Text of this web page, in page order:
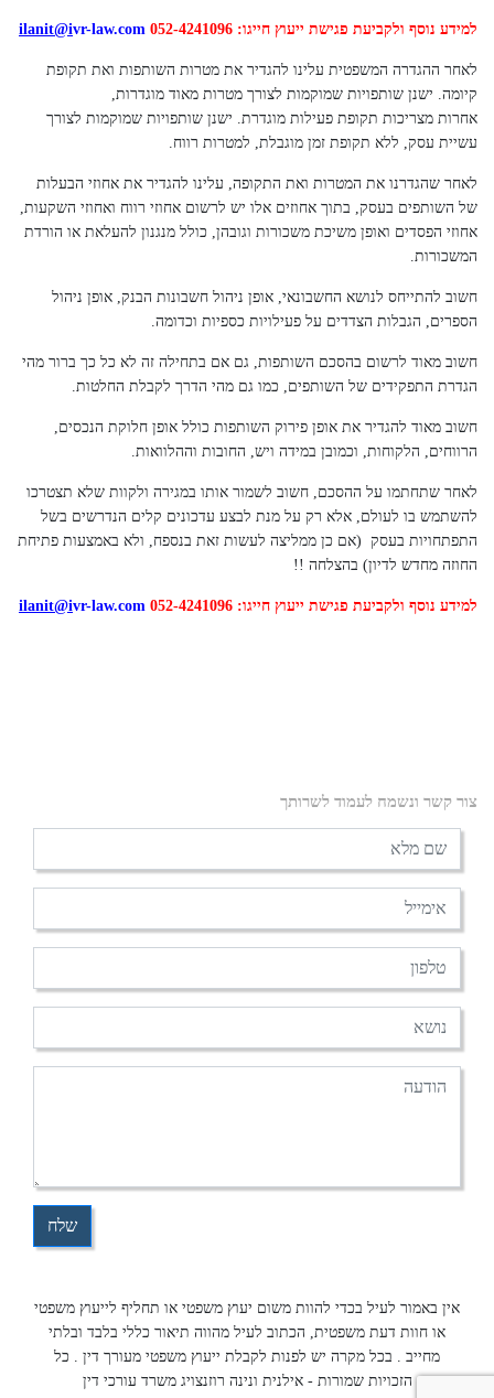
למידע נוסף ולקביעת פגישת ייעוץ חייגו: 052-4241096 ilanit@ivr-law.com
לאחר ההגדרה המשפטית עלינו להגדיר את מטרות השותפות ואת תקופת
קיומה. ישנן שותפויות שמוקמות לצורך מטרות מאוד מוגדרות,
אחרות מצריכות תקופת פעילות מוגדרת. ישנן שותפויות שמוקמות לצורך
עשיית עסק, ללא תקופת זמן מוגבלת, למטרות רווח.
לאחר שהגדרנו את המטרות ואת התקופה, עלינו להגדיר את אחוזי הבעלות
של השותפים בעסק, בתוך אחוזים אלו יש לרשום אחוזי רווח ואחוזי השקעות,
אחוזי הפסדים ואופן משיכת משכורות וגובהן, כולל מנגנון להעלאת או הורדת
המשכורות.
חשוב להתייחס לנושא החשבונאי, אופן ניהול חשבונות הבנק, אופן ניהול
הספרים, הגבלות הצדדים על פעילויות כספיות וכדומה.
חשוב מאוד לרשום בהסכם השותפות, גם אם בתחילה זה לא כל כך ברור מהי
הגדרת התפקידים של השותפים, כמו גם מהי הדרך לקבלת החלטות.
חשוב מאוד להגדיר את אופן פירוק השותפות כולל אופן חלוקת הנכסים,
הרווחים, הלקוחות, וכמובן במידה ויש, החובות וההלוואות.
לאחר שתחתמו על ההסכם, חשוב לשמור אותו במגירה ולקוות שלא תצטרכו
להשתמש בו לעולם, אלא רק על מנת לבצע עדכונים קלים הנדרשים בשל
התפתחויות בעסק (אם כן ממליצה לעשות זאת בנספח, ולא באמצעות פתיחת
החוזה מחדש לדיון) בהצלחה !!
למידע נוסף ולקביעת פגישת ייעוץ חייגו: 052-4241096 ilanit@ivr-law.com
צור קשר ונשמח לעמוד לשרותך
אין באמור לעיל בכדי להוות משום יעוץ משפטי או תחליף לייעוץ משפטי
או חוות דעת משפטית, הכתוב לעיל מהווה תיאור כללי בלבד ובלתי
מחייב . בכל מקרה יש לפנות לקבלת ייעוץ משפטי מעורך דין . כל
הזכויות שמורות - אילנית ונינה רוזנצויג משרד עורכי דין